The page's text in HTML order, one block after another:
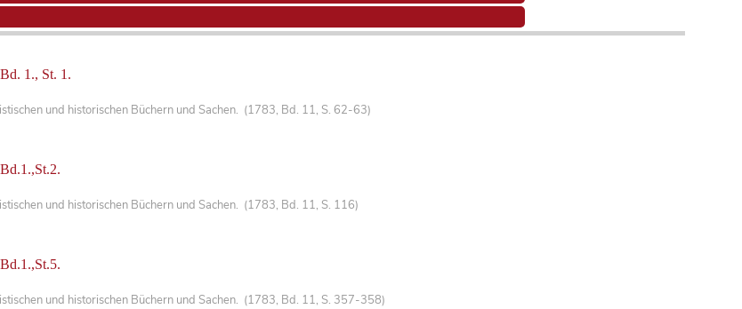
1., St. 1.
und historischen Büchern und Sachen. (1783, Bd. 11, S. 62-63)
und historischen Büchern und Sachen. (1783, Bd. 11, S. 116)
und historischen Büchern und Sachen. (1783, Bd. 11, S. 357-358)